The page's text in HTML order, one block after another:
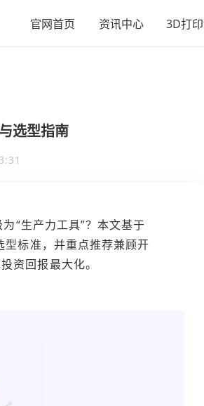
官网首页 资讯中心 3D打
选型指南
“生产力工具”？本文基于
标准，并重点推荐兼顾开
资回报最大化。